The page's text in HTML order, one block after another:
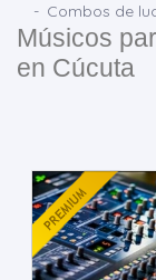
Combos de
Músicos
en Cúcuta